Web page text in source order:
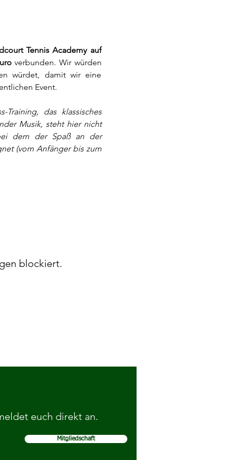
Tennis Academy auf
verbunden. Wir würden
würdet, damit wir eine
Event.
das klassisches
Musik, steht hier nicht
dem der Spaß an der
(vom Anfänger bis zum
blockiert.
euch direkt an.
Mitgliedschaft